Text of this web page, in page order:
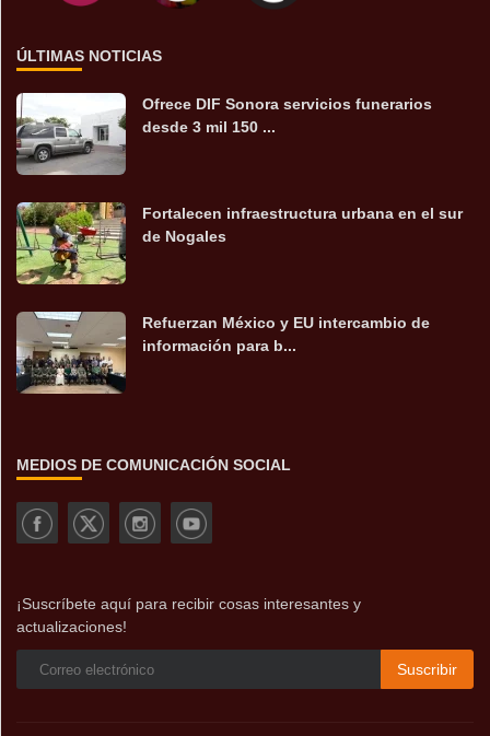
ÚLTIMAS NOTICIAS
Ofrece DIF Sonora servicios funerarios
desde 3 mil 150 ...
Fortalecen infraestructura urbana en el sur
de Nogales
Refuerzan México y EU intercambio de
información para b...
MEDIOS DE COMUNICACIÓN SOCIAL
¡Suscríbete aquí para recibir cosas interesantes y
actualizaciones!
Suscribir